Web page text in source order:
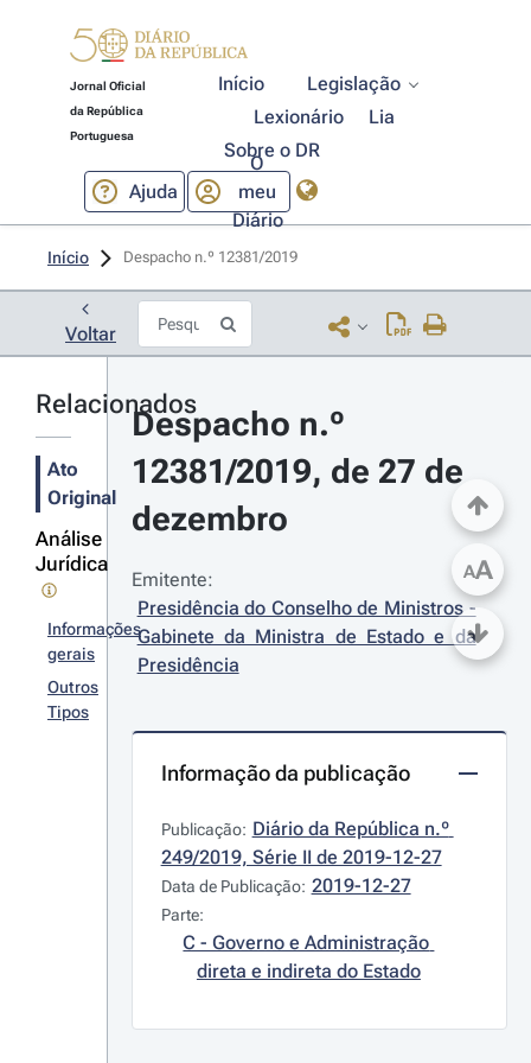
Jornal Oficial
da República
Portuguesa
Início
Legislação
Lexionário
Lia
Sobre o DR
Ajuda
O
meu
Diário
Início Despacho n.º 12381/2019
Voltar
Relacionados
Ato
Original
Análise
Jurídica
Informações
gerais
Outros
Tipos
Despacho n.º
12381/2019, de 27 de
dezembro
Emitente:
Presidência do Conselho de Ministros -
Gabinete da Ministra de Estado e da
Presidência
Informação da publicação
Publicação: Diário da República n.º
249/2019, Série II de 2019-12-27
Data de Publicação: 2019-12-27
Parte:
C - Governo e Administração
direta e indireta do Estado
AA